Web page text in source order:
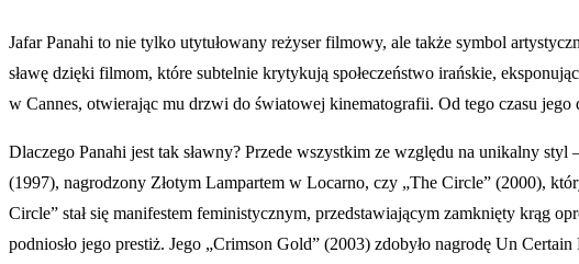
Jafar Panahi to nie tylko utytułowany reżyser filmowy, ale także symbol
sławę dzięki filmom, które subtelnie krytykują społeczeństwo irańskie,
w Cannes, otwierając mu drzwi do światowej kinematografii. Od tego czasu
Dlaczego Panahi jest tak sławny? Przede wszystkim ze względu na unikalny
(1997), nagrodzony Złotym Lampartem w Locarno, czy „The Circle” (2000),
Circle” stał się manifestem feministycznym, przedstawiającym zamknięty krąg
podniosło jego prestiż. Jego „Crimson Gold” (2003) zdobyło nagrodę Un